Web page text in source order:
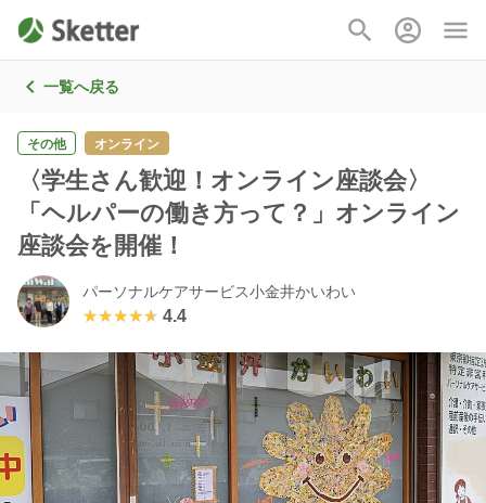
一覧へ戻る
その他 オンライン
〈学生さん歓迎！オンライン座談会〉
「ヘルパーの働き方って？」オンライン
座談会を開催！
パーソナルケアサービス小金井かいわい
★★★★★
★★★★★ 4.4